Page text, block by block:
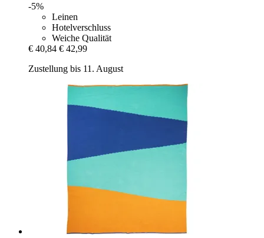
-5%
Leinen
Hotelverschluss
Weiche Qualität
€ 40,84 € 42,99
Zustellung bis 11. August